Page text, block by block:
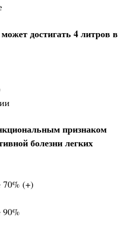
достигать 4 литров в
признаком
болезни легких
(+)